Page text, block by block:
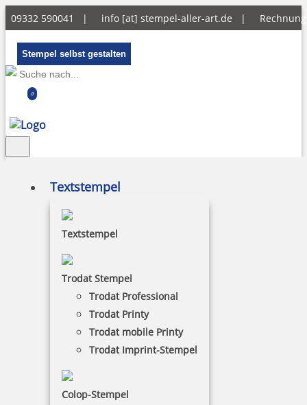
09332 590041 | info [at] stempel-aller-art.de |
Stempel selbst gestalten
0
Textstempel
Textstempel
Trodat Stempel
Trodat Professional
Trodat Printy
Trodat mobile Printy
Trodat Imprint-Stempel
Colop-Stempel
Trodat Classic
Handstempel
Dieser Stempel hat kein eingebautes
Stempelkissen. Das bedeutet, es muss ein
separates Kissen dazu bestellt werden. Bei dem
Trodat Classic-Handstempel liegt das Datum in der
darüber und darunter.